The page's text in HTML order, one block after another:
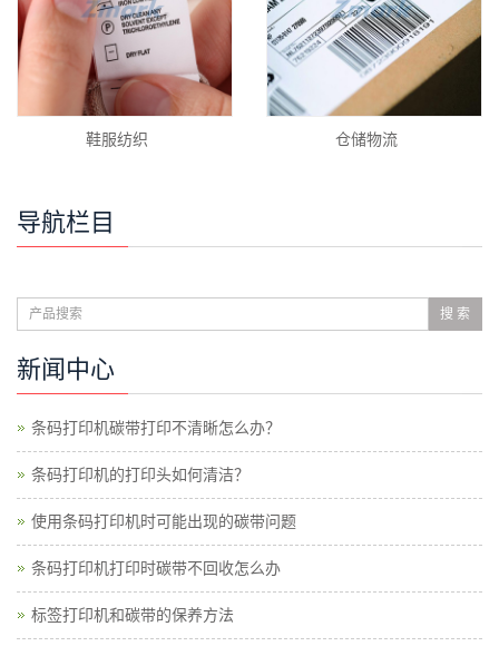
鞋服纺织 仓储物流
导航栏目
搜 索
新闻中心
条码打印机碳带打印不清晰怎么办？
条码打印机的打印头如何清洁？
使用条码打印机时可能出现的碳带问题
条码打印机打印时碳带不回收怎么办
标签打印机和碳带的保养方法